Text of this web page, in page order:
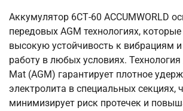
Аккумулятор 6СТ-60 ACCUMWORLD
передовых AGM технологиях,
высокую устойчивость к вибрациям
работу в любых условиях.
Mat (AGM) гарантирует плотное
электролита в специальных секциях,
минимизирует риск протечек и